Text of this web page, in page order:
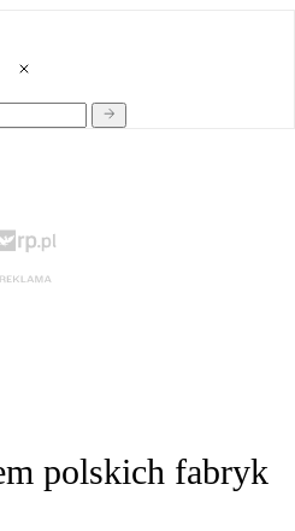
polskich fabryk